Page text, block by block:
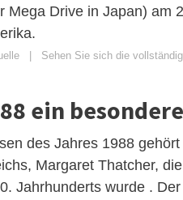
Mega Drive in Japan) am
Sehen Sie sich die
ein
des Jahres 1988
Margaret Thatcher,
Jahrhunderts wurde .